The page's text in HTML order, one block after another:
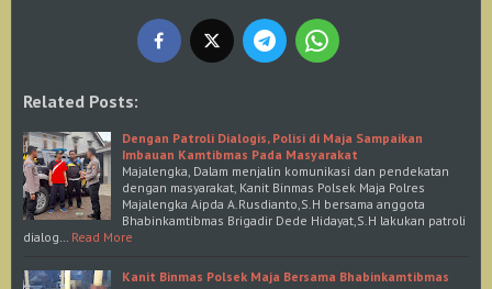
Related Posts:
Dengan Patroli Dialogis, Polisi di Maja Sampaikan
Imbauan Kamtibmas Pada Masyarakat
Majalengka, Dalam menjalin komunikasi dan pendekatan
dengan masyarakat, Kanit Binmas Polsek Maja Polres
Majalengka Aipda A.Rusdianto,S.H bersama anggota
Bhabinkamtibmas Brigadir Dede Hidayat,S.H lakukan patroli
dialog… Read More
Kanit Binmas Polsek Maja Bersama Bhabinkamtibmas